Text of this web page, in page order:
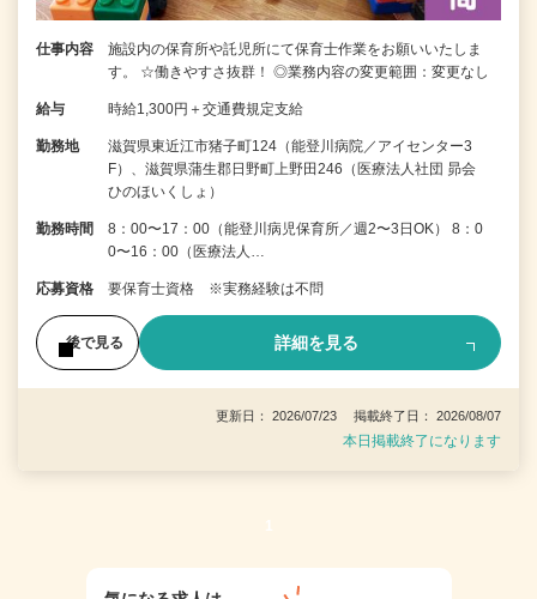
仕事内容
施設内の保育所や託児所にて保育士作業をお願いいたしま
す。 ☆働きやすさ抜群！ ◎業務内容の変更範囲：変更なし
給与 時給1,300円＋交通費規定支給
勤務地
滋賀県東近江市猪子町124（能登川病院／アイセンター3
F）、滋賀県蒲生郡日野町上野田246（医療法人社団 昴会
ひのほいくしょ）
勤務時間
8：00〜17：00（能登川病児保育所／週2〜3日OK） 8：0
0〜16：00（医療法人…
応募資格 要保育士資格 ※実務経験は不問
後で見る 詳細を見る
更新日： 2026/07/23 掲載終了日： 2026/08/07
本日掲載終了になります
1